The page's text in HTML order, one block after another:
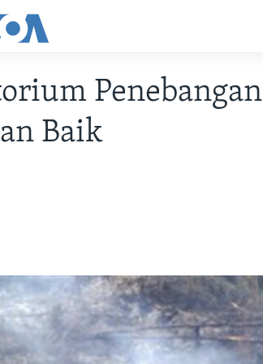
Penebangan
Baik